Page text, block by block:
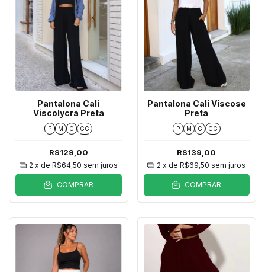
Pantalona Cali
Viscolycra Preta
P M G GG
R$129,00
2 x de R$64,50 sem juros
COMPRAR
Pantalona Cali Viscose
Preta
P M G GG
R$139,00
2 x deR$69,50 sem juros
COMPRAR